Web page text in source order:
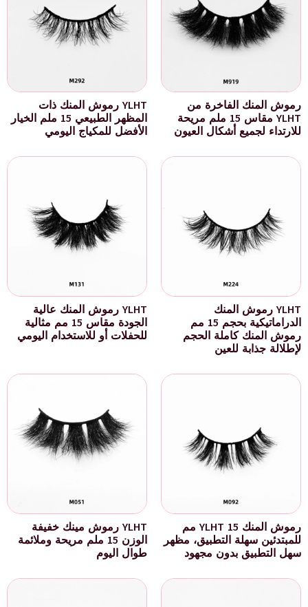
رموش المنك الفاخرة من
YLHT مقاس 15 ملم مريحة
للارتداء لجميع أشكال العيون
YLHT رموش المنك ذات
المظهر الطبيعي 15 ملم الخيار
الأفضل للمكياج اليومي
YLHT رموش المنك
الدراماتيكية بحجم 15 مم
رموش المنك كاملة الحجم
لإطلالة جذابة للعين
YLHT رموش المنك عالية
الجودة مقاس 15 مم مثالية
للحفلات أو للاستخدام اليومي
رموش المنك YLHT 15 مم
للمبتدئين سهلة التطبيق، مظهر
سهل التطبيق بدون مجهود
YLHT رموش مينك خفيفة
الوزن 15 ملم مريحة وملائمة
طوال اليوم